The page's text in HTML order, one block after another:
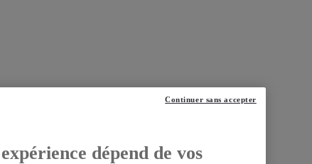
dépend de vos
Continuer sans accepter